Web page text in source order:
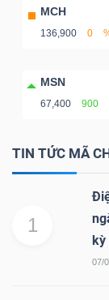
MCH
136,900 0
MSN
67,400 900
TIN TỨC MÃ
1
kỳ
07/